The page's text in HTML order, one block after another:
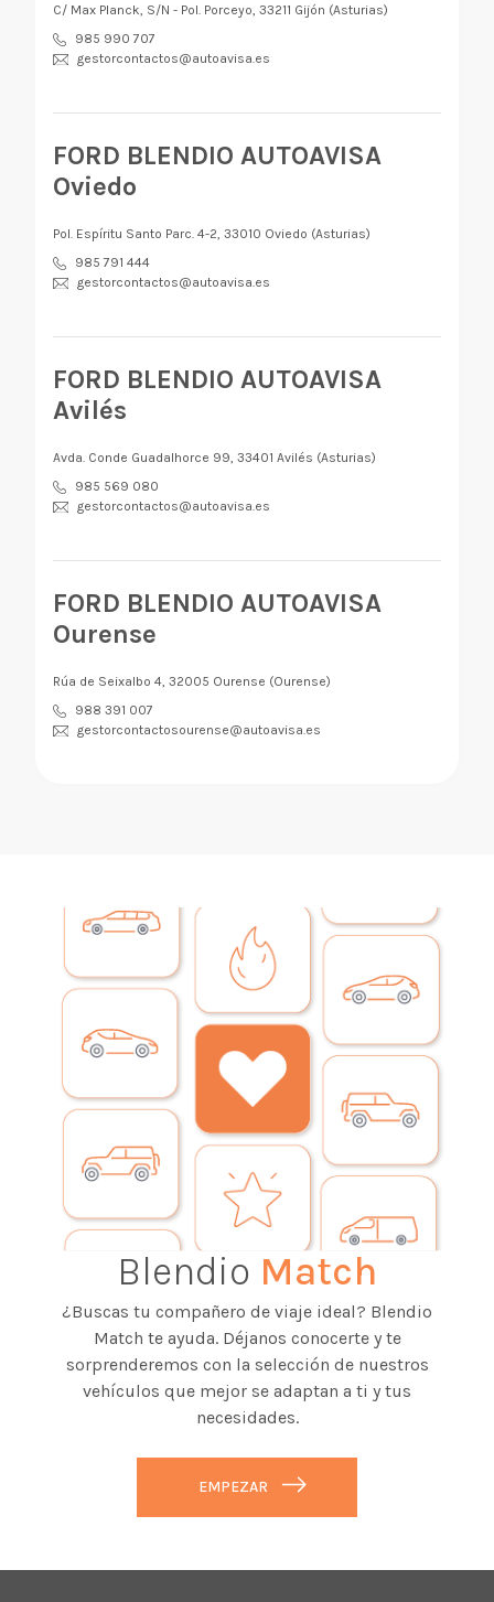
C/ Max Planck, S/N - Pol. Porceyo, 33211 Gijón (Asturias)
985 990 707
gestorcontactos@autoavisa.es
FORD BLENDIO AUTOAVISA
Oviedo
Pol. Espíritu Santo Parc. 4-2, 33010 Oviedo (Asturias)
985 791 444
gestorcontactos@autoavisa.es
FORD BLENDIO AUTOAVISA
Avilés
Avda. Conde Guadalhorce 99, 33401 Avilés (Asturias)
985 569 080
gestorcontactos@autoavisa.es
FORD BLENDIO AUTOAVISA
Ourense
Rúa de Seixalbo 4, 32005 Ourense (Ourense)
988 391 007
gestorcontactosourense@autoavisa.es
Blendio Match
¿Buscas tu compañero de viaje ideal? Blendio
Match te ayuda. Déjanos conocerte y te
sorprenderemos con la selección de nuestros
vehículos que mejor se adaptan a ti y tus
necesidades.
EMPEZAR